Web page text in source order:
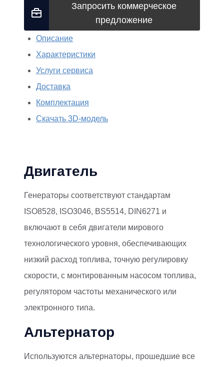
Запросить коммерческое
предложение
Описание
Характеристики
Услуги сервиса
Доставка
Комплектация
Скачать 3D-модель
Двигатель
Генераторы соответствуют стандартам
ISO8528, ISO3046, BS5514, DIN6271 и
включают в себя двигатели мирового
технологического уровня, обеспечивающих
низкий расход топлива, точную регулировку
скорости, с монтированным насосом топлива,
регулятором частоты механического или
электронного типа.
Альтернатор
Используются альтернаторы, прошедшие все